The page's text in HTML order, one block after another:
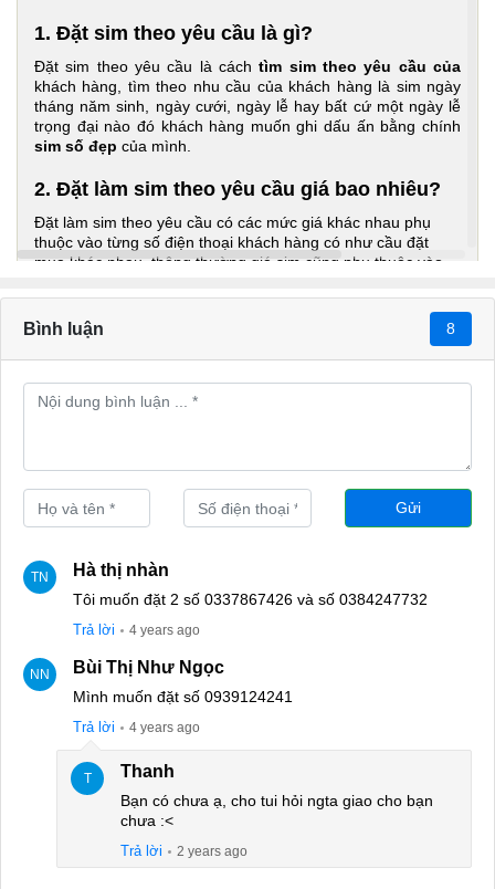
1. Đặt sim theo yêu cầu là gì?
Đặt sim theo yêu cầu là cách tìm sim theo yêu cầu của
khách hàng, tìm theo nhu cầu của khách hàng là sim ngày
tháng năm sinh, ngày cưới, ngày lễ hay bất cứ một ngày lễ
trọng đại nào đó khách hàng muốn ghi dấu ấn bằng chính
sim số đẹp của mình.
2. Đặt làm sim theo yêu cầu giá bao nhiêu?
Đặt làm sim theo yêu cầu có các mức giá khác nhau phụ
thuộc vào từng số điện thoại khách hàng có như cầu đặt
mua khác nhau, thông thường giá sim cũng phụ thuộc vào
số đẹp chi tiết như sau:
Bình luận 8
Gửi
TN Hà thị nhàn
Tôi muốn đặt 2 số 0337867426 và số 0384247732
Trả lời 4 years ago
NN Bùi Thị Như Ngọc
Mình muốn đặt số 0939124241
Trả lời 4 years ago
T Thanh
Bạn có chưa ạ, cho tui hỏi ngta giao cho bạn
chưa :<
Trả lời 2 years ago